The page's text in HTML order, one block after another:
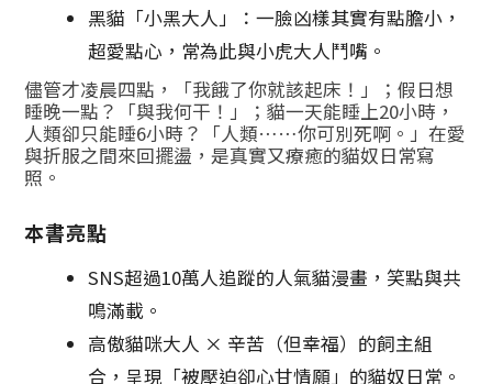
黑貓「小黑大人」：一臉凶樣其實有點膽小，
超愛點心，常為此與小虎大人鬥嘴。
儘管才凌晨四點，「我餓了你就該起床！」；假日想
睡晚一點？「與我何干！」；貓一天能睡上20小時，
人類卻只能睡6小時？「人類……你可別死啊。」在愛
與折服之間來回擺盪，是真實又療癒的貓奴日常寫
照。
本書亮點
SNS超過10萬人追蹤的人氣貓漫畫，笑點與共
鳴滿載。
高傲貓咪大人 × 辛苦（但幸福）的飼主組
合，呈現「被壓迫卻心甘情願」的貓奴日常。